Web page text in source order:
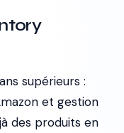
supérieurs :
et gestion
des produits en